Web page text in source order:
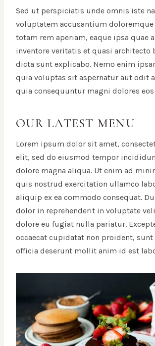
Sed ut perspiciatis unde omnis iste
voluptatem accusantium
totam rem aperiam, eaque ipsa quae
inventore veritatis et quasi architecto
dicta sunt explicabo. Nemo enim
quia voluptas sit aspernatur aut odit
quia consequuntur magni dolores
OUR LATEST MENU
Lorem ipsum dolor sit amet,
elit, sed do eiusmod tempor
dolore magna aliqua. Ut enim ad
quis nostrud exercitation ullamco
aliquip ex ea commodo consequat.
dolor in reprehenderit in voluptate
dolore eu fugiat nulla pariatur.
occaecat cupidatat non proident,
officia deserunt mollit anim id est